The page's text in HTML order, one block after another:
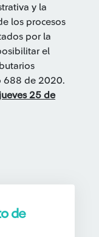
y la
los procesos
por la
el
688 de 2020.
jueves 25 de
de